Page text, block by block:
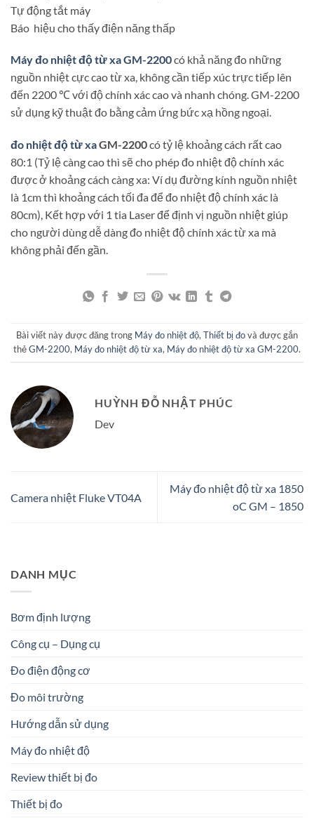
Tự động tắt máy
Báo hiệu cho thấy điện năng thấp
Máy đo nhiệt độ từ xa GM-2200có khả năng đo những
nguồn nhiệt cực cao từ xa, không cần tiếp xúc trực tiếp lên
đến 2200 ℃ với độ chính xác cao và nhanh chóng. GM-2200
sử dụng kỹ thuật đo bằng cảm ứng bức xạ hồng ngoại.
đo nhiệt độ từ xaGM-2200có tỷ lệ khoảng cách rất cao
80:1 (Tỷ lệ càng cao thì sẽ cho phép đo nhiệt độ chính xác
được ở khoảng cách càng xa: Ví dụ đường kính nguồn nhiệt
là 1cm thì khoảng cách tối đa để đo nhiệt độ chính xác là
80cm), Kết hợp với 1 tia Laser để định vị nguồn nhiệt giúp
cho người dùng dễ dàng đo nhiệt độ chính xác từ xa mà
không phải đến gần.
Bài viết này được đăng trong Máy đo nhiệt độ,Thiết bị đovà được gắn
thẻGM-2200, Máy đo nhiệt độ từ xa, Máy đo nhiệt độ từ xa GM-2200.
HUỲNH ĐỖ NHẬT PHÚC
Dev
Camera nhiệt Fluke VT04A
Máy đo nhiệt độ từ xa 1850
oC GM – 1850
DANH MỤC
Bơm định lượng
Công cụ – Dụng cụ
Đo điện động cơ
Đo môi trường
Hướng dẫn sử dụng
Máy đo nhiệt độ
Review thiết bị đo
Thiết bị đo